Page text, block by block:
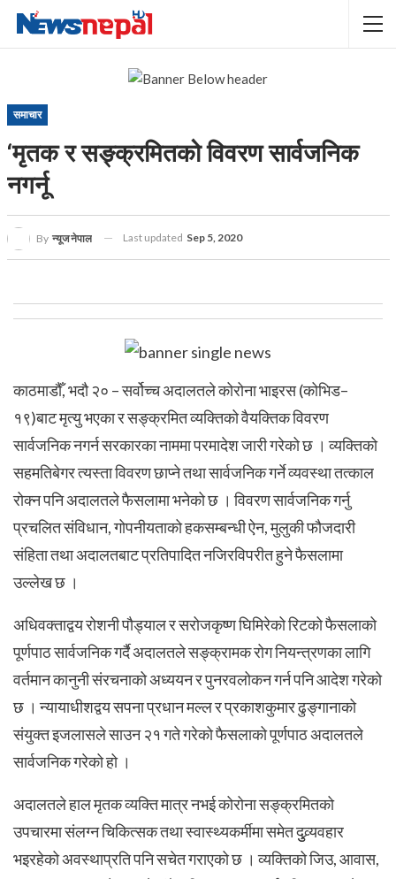
समाचार
‘मृतक र सङ्क्रमितको विवरण सार्वजनिक
नगर्नू
By न्यूज नेपाल Last updated Sep 5, 2020
काठमाडौँ, भदौ २० – सर्वोच्च अदालतले कोरोना भाइरस (कोभिड–
१९)बाट मृत्यु भएका र सङ्क्रमित व्यक्तिको वैयक्तिक विवरण
सार्वजनिक नगर्न सरकारका नाममा परमादेश जारी गरेको छ । व्यक्तिको
सहमतिबेगर त्यस्ता विवरण छाप्ने तथा सार्वजनिक गर्ने व्यवस्था तत्काल
रोक्न पनि अदालतले फैसलामा भनेको छ । विवरण सार्वजनिक गर्नु
प्रचलित संविधान, गोपनीयताको हकसम्बन्धी ऐन, मुलुकी फौजदारी
संहिता तथा अदालतबाट प्रतिपादित नजिरविपरीत हुने फैसलामा
उल्लेख छ ।
अधिवक्ताद्वय रोशनी पौड्याल र सरोजकृष्ण घिमिरेको रिटको फैसलाको
पूर्णपाठ सार्वजनिक गर्दै अदालतले सङ्क्रामक रोग नियन्त्रणका लागि
वर्तमान कानुनी संरचनाको अध्ययन र पुनरवलोकन गर्न पनि आदेश गरेको
छ । न्यायाधीशद्वय सपना प्रधान मल्ल र प्रकाशकुमार ढुङ्गानाको
संयुक्त इजलासले साउन २१ गते गरेको फैसलाको पूर्णपाठ अदालतले
सार्वजनिक गरेको हो ।
अदालतले हाल मृतक व्यक्ति मात्र नभई कोरोना सङ्क्रमितको
उपचारमा संलग्न चिकित्सक तथा स्वास्थ्यकर्मीमा समेत दुुव्र्यवहार
भइरहेको अवस्थाप्रति पनि सचेत गराएको छ । व्यक्तिको जिउ, आवास,